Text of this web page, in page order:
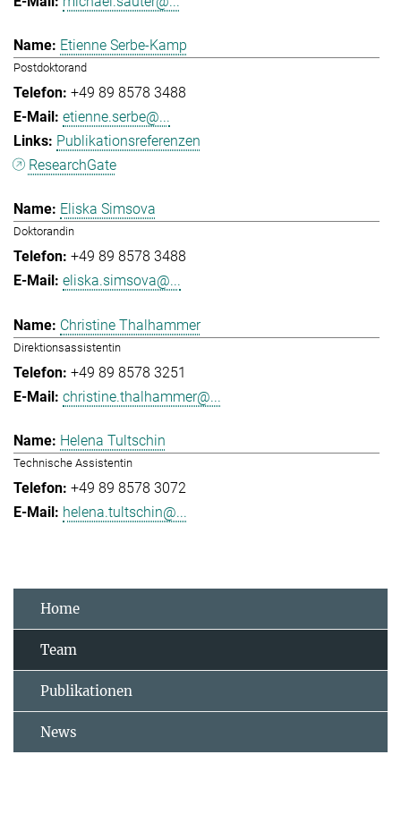
Etienne Serbe-Kamp
Postdoktorand
+49 89 8578 3488
etienne.serbe@...
Publikationsreferenzen
ResearchGate
Eliska Simsova
Doktorandin
+49 89 8578 3488
eliska.simsova@...
Christine Thalhammer
Direktionsassistentin
+49 89 8578 3251
christine.thalhammer@...
Helena Tultschin
Technische Assistentin
+49 89 8578 3072
helena.tultschin@...
Home
Team
Publikationen
News